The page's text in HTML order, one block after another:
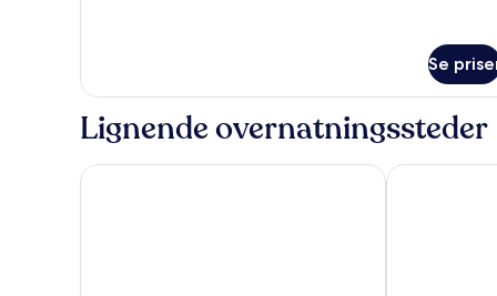
Countryside
View
Se
Lignende overnatningssteder
Maryhill Estate Åhus Seaside